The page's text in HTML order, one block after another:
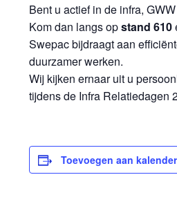
Bent u actief in de infra,
Kom dan langs opstand 610
Swepac bijdraagt aan
duurzamer werken.
Wij kijken ernaar uit u
tijdens de Infra Relatiedagen
Toevoegen aan kalender